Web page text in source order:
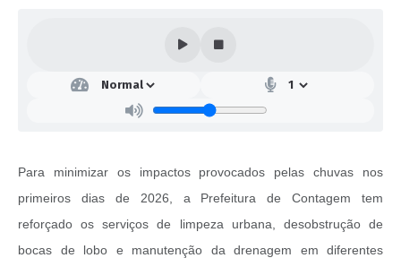
Para minimizar os impactos provocados pelas chuvas nos
primeiros dias de 2026, a Prefeitura de Contagem tem
reforçado os serviços de limpeza urbana, desobstrução de
bocas de lobo e manutenção da drenagem em diferentes